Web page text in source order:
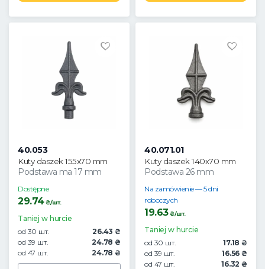
40.053
Kuty daszek 155x70 mm
Podstawa ma 17 mm
Dostępne
29.74₴/шт.
Taniej w hurcie
od 30 шт.
26.43 ₴
od 39 шт.
24.78 ₴
od 47 шт.
24.78 ₴
40.071.01
Kuty daszek 140x70 mm
Podstawa 26 mm
Na zamówienie — 5 dni
roboczych
19.63₴/шт.
Taniej w hurcie
od 30 шт.
17.18 ₴
od 39 шт.
16.56 ₴
od 47 шт.
16.32 ₴